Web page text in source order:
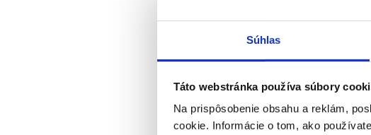
Súhlas
Táto webstránka používa súbory
Na prispôsobenie obsahu a reklám,
cookie. Informácie o tom, ako